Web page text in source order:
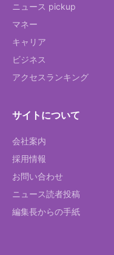
ニュース pickup
マネー
キャリア
ビジネス
アクセスランキング
サイトについて
会社案内
採用情報
お問い合わせ
ニュース読者投稿
編集長からの手紙